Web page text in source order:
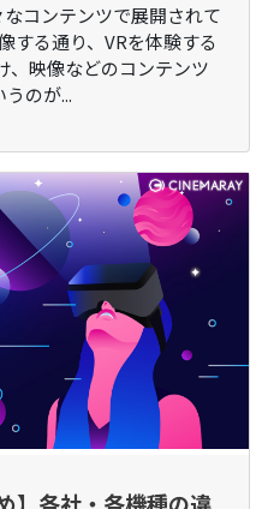
コンテンツで展開されて
する通り、VRを体験する
、映像などのコンテンツ
のが...